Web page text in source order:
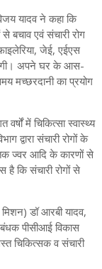
यादव ने कहा कि
बचाव एवं संचारी रोग
जेई, एईएस
अपने घर के आस-
मच्छरदानी का प्रयोग
में चिकित्सा स्वास्थ्य
द्वारा संचारी रोगों के
ज्वर आदि के कारणों से
है कि संचारी रोगों से
डॉ आरबी यादव,
पीसीआई विकास
चिकित्सक व संचारी